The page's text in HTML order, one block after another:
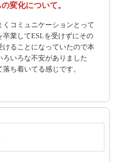
変化について。
コミュニケーションとって
業してESLを受けずにその
けることになっていたので本
いろな不安がありました
ち着いてる感じです。